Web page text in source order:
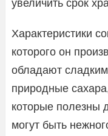
увеличить срок
Характеристики
которого он
обладают
природные
которые полезны
могут быть